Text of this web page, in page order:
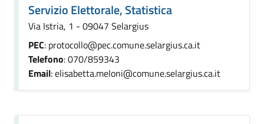
Servizio Elettorale, Statistica
Via Istria, 1 - 09047 Selargius
PEC: protocollo@pec.comune.selargius.ca.it
Telefono: 070/859343
Email: elisabetta.meloni@comune.selargius.ca.it